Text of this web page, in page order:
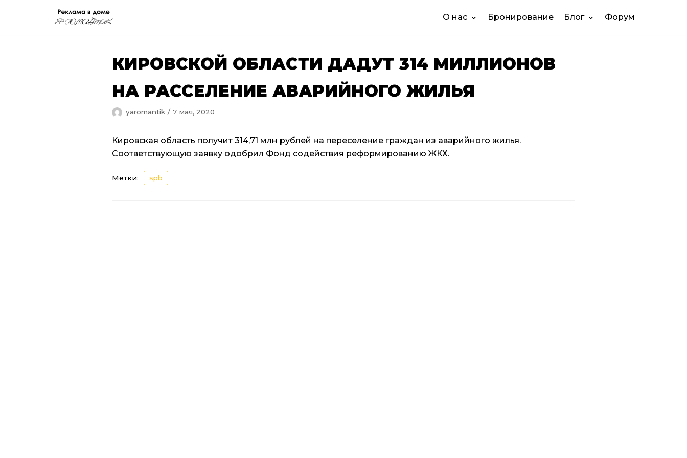
О нас Бронирование Блог Форум
КИРОВСКОЙ ОБЛАСТИ ДАДУТ 314 МИЛЛИОНОВ
НА РАССЕЛЕНИЕ АВАРИЙНОГО ЖИЛЬЯ
yaromantik 7 мая, 2020
Кировская область получит 314,71 млн рублей на переселение граждан из аварийного жилья.
Соответствующую заявку одобрил Фонд содействия реформированию ЖКХ.
Метки: spb